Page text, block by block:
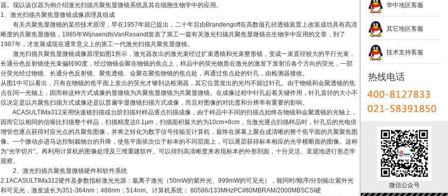
器。现以该仪器为例介绍激光扫描共聚焦显微镜系统及其在细胞生物学中的应用。
1、激光扫描共聚焦显微镜成像原理及组成
有关共聚焦显微镜的某些技术原理，早在1957年就已提出，二十年后由Brandengoff在高数值孔径透镜装置上改装成功具有高清
晰度的共聚焦显微镜，1985年WijnaendtsVanResandt发表了第工一篇有关激光扫描共聚焦显微镜在生物学中应用的文章，到了
1987年，才发展成现在通常意义上的第工一代激光扫描共聚焦显微镜。
激光扫描共聚焦显微镜成像原理如图1所示，激光器发出的激光束经过扩束透镜和光束整形镜，变成一束直径较大的平行光束，
长通分色反射镜使光束偏转90度，经过物镜会聚在物镜的焦点上，样品中的荧光物质在激光的激发下发射沿各个方向的荧光，一部
分荧光经过物镜、长通分色反射镜、聚焦透镜、会聚在聚焦物镜的焦点处，再通过焦点处的针孔，由检测器接收。
从图1中可以看出，只有在物镜的焦平面上发出的荧光才够到达检测器，其它位置发出的光均不能过针孔。由于物镜和会聚透镜的焦
点在同一光轴上，因而称这种方式成像的显微镜为共聚焦显微镜为共聚显微镜。在成像过程中针孔起着关键作用，针孔直径的大小不
仅决定是以共聚焦扫描方式成像还是以普遍学显微镜扫描方式成像，而且对图像的对比度和分辨率有重要的影响。
ACASULTIMa312采用快速镜扫描或台阶扫描对样品逐点扫描成像，由于样品中不同的扫描点始终在物镜和会聚透镜的光轴上，
因而它以相同的信噪比扫描整个样品，扫描精度达0.1μm，扫描面积最大的为10cm×8cm，当激光逐点扫描样品时，针孔后的光电倍
增管也逐点获得对应光点的共聚焦图像，并将之转化为数字信号传输至计算机，最终在屏幕上聚合成清晰的整个焦平面的共聚聚焦图
像。一个微动步进马达控制栽物台的升降，使焦平面依次位于标本的不同层面上，可以逐层获得标本相应的光学横断面的图像。这称
为“光学切片”。再利用计算机的图像处理及三维重建软件。可以得到高清晰度来表现标本的外形剖面，十分灵活、直观地进行形态学
观察。
2、激光扫描共聚焦显微镜硬件和软件系统
2.1ACASULTIMa312硬件及参数指标激光光源：氩离子激光（50mW的紫外光、999mW的可见光），能同时/顺序/分别输出紫外光
和可见光，激发波长为351-364nm；488nm；514nm。计算机系统： 80586/133MHzPCI/80MBRAM/2000MBSCSI硬
华中地区客服
其它地区客服
技术支持客服
热线电话
微信公众号